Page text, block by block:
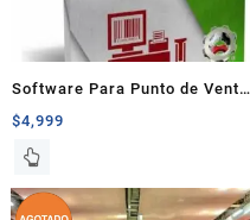
Software Para Punto de Venta
Dess 7 + Configuración
$4,999